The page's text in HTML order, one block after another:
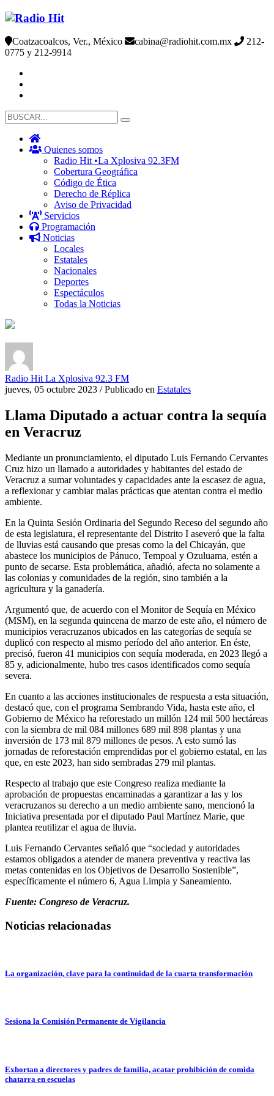
Coatzacoalcos, Ver., México cabina@radiohit.com.mx
212-
0775 y 212-9914
Quienes somos
Radio Hit •La Xplosiva 92.3FM
Cobertura Geográfica
Código de Ética
Derecho de Réplica
Aviso de Privacidad
Servicios
Programación
Noticias
Locales
Estatales
Nacionales
Deportes
Espectáculos
Todas la Noticias
Radio Hit La Xplosiva 92.3 FM
jueves, 05 octubre 2023 /Publicado en Estatales
Llama Diputado a actuar contra la sequía
en Veracruz
Mediante un pronunciamiento, el diputado Luis Fernando Cervantes
Cruz hizo un llamado a autoridades y habitantes del estado de
Veracruz a sumar voluntades y capacidades ante la escasez de agua,
a reflexionar y cambiar malas prácticas que atentan contra el medio
ambiente.
En la Quinta Sesión Ordinaria del Segundo Receso del segundo año
de esta legislatura, el representante del Distrito I aseveró que la falta
de lluvias está causando que presas como la del Chicayán, que
abastece los municipios de Pánuco, Tempoal y Ozuluama, estén a
punto de secarse. Esta problemática, añadió, afecta no solamente a
las colonias y comunidades de la región, sino también a la
agricultura y la ganadería.
Argumentó que, de acuerdo con el Monitor de Sequía en México
(MSM), en la segunda quincena de marzo de este año, el número de
municipios veracruzanos ubicados en las categorías de sequía se
duplicó con respecto al mismo período del año anterior. En éste,
precisó, fueron 41 municipios con sequía moderada, en 2023 llegó a
85 y, adicionalmente, hubo tres casos identificados como sequía
severa.
En cuanto a las acciones institucionales de respuesta a esta situación,
destacó que, con el programa Sembrando Vida, hasta este año, el
Gobierno de México ha reforestado un millón 124 mil 500 hectáreas
con la siembra de mil 084 millones 689 mil 898 plantas y una
inversión de 173 mil 879 millones de pesos. A esto sumó las
jornadas de reforestación emprendidas por el gobierno estatal, en las
que, en este 2023, han sido sembradas 279 mil plantas.
Respecto al trabajo que este Congreso realiza mediante la
aprobación de propuestas encaminadas a garantizar a las y los
veracruzanos su derecho a un medio ambiente sano, mencionó la
Iniciativa presentada por el diputado Paul Martínez Marie, que
plantea reutilizar el agua de lluvia.
Luis Fernando Cervantes señaló que “sociedad y autoridades
estamos obligados a atender de manera preventiva y reactiva las
metas contenidas en los Objetivos de Desarrollo Sostenible”,
específicamente el número 6, Agua Limpia y Saneamiento.
Fuente: Congreso de Veracruz.
Noticias relacionadas
La organización, clave para la continuidad de la cuarta transformación
Sesiona la Comisión Permanente de Vigilancia
Exhortan a directores y padres de familia, acatar prohibición de comida
chatarra en escuelas